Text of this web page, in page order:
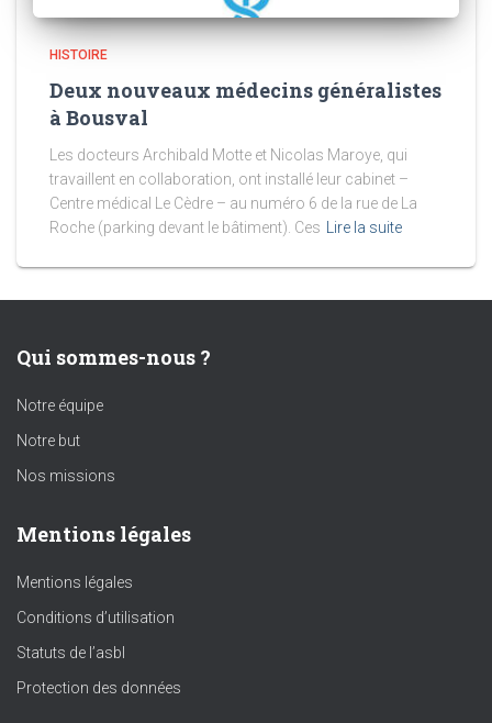
HISTOIRE
Deux nouveaux médecins généralistes
à Bousval
Les docteurs Archibald Motte et Nicolas Maroye, qui
travaillent en collaboration, ont installé leur cabinet –
Centre médical Le Cèdre – au numéro 6 de la rue de La
Roche (parking devant le bâtiment). Ces Lire la suite
Qui sommes-nous ?
Notre équipe
Notre but
Nos missions
Mentions légales
Mentions légales
Conditions d’utilisation
Statuts de l’asbl
Protection des données